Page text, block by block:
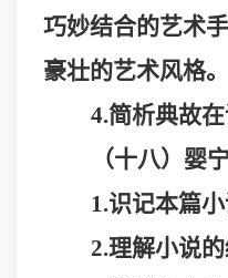
巧妙结合的艺术
豪壮的艺术风格。
4.简析典故在
（十八）婴
1.识记本篇
2.理解小说的